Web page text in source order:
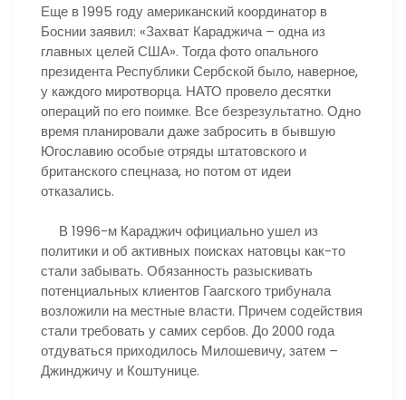
Еще в 1995 году американский координатор в
Боснии заявил: «Захват Караджича – одна из
главных целей США». Тогда фото опального
президента Республики Сербской было, наверное,
у каждого миротворца. НАТО провело десятки
операций по его поимке. Все безрезультатно. Одно
время планировали даже забросить в бывшую
Югославию особые отряды штатовского и
британского спецназа, но потом от идеи
отказались.
В 1996-м Караджич официально ушел из
политики и об активных поисках натовцы как-то
стали забывать. Обязанность разыскивать
потенциальных клиентов Гаагского трибунала
возложили на местные власти. Причем содействия
стали требовать у самих сербов. До 2000 года
отдуваться приходилось Милошевичу, затем –
Джинджичу и Коштунице.